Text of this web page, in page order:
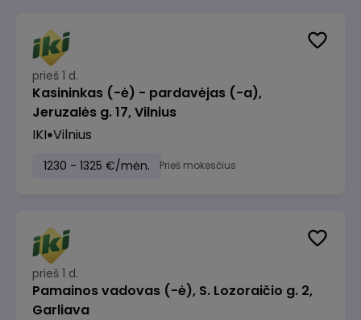
prieš 1 d.
Kasininkas (-ė) - pardavėjas (-a),
Jeruzalės g. 17, Vilnius
IKI Vilnius
1230 - 1325 €/mėn. Prieš mokesčius
prieš 1 d.
Pamainos vadovas (-ė), S. Lozoraičio g. 2,
Garliava